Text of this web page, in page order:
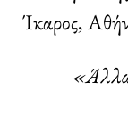
Ίκαρος,